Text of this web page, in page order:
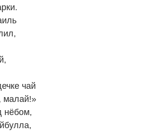
чай
малай!»
нёбом,